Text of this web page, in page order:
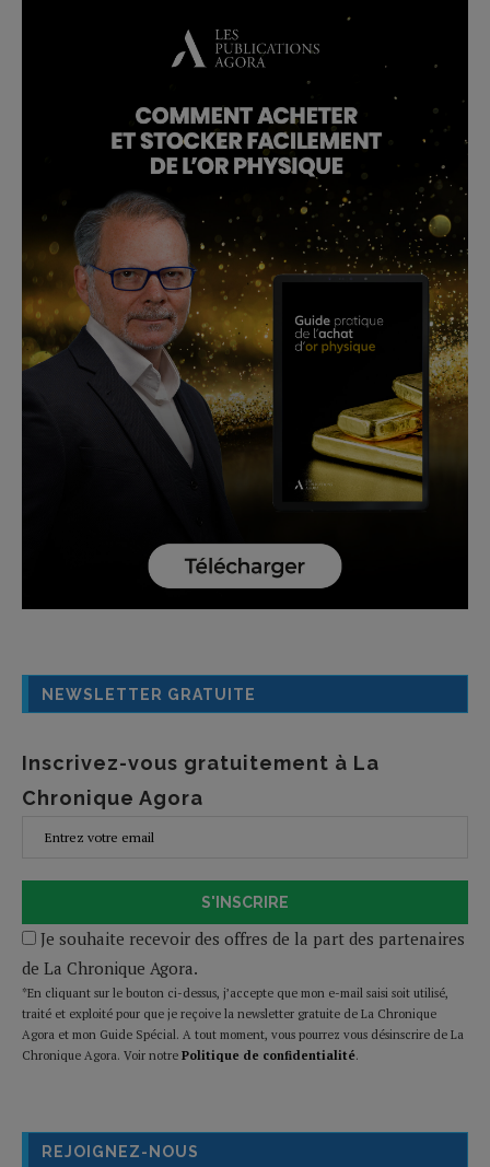
NEWSLETTER GRATUITE
Inscrivez-vous gratuitement à La
Chronique Agora
S'INSCRIRE
Je souhaite recevoir des offres de la part des partenaires
de La Chronique Agora.
*En cliquant sur le bouton ci-dessus, j’accepte que mon e-mail saisi soit utilisé,
traité et exploité pour que je reçoive la newsletter gratuite de La Chronique
Agora et mon Guide Spécial. A tout moment, vous pourrez vous désinscrire de La
Chronique Agora. Voir notre Politique de confidentialité.
REJOIGNEZ-NOUS